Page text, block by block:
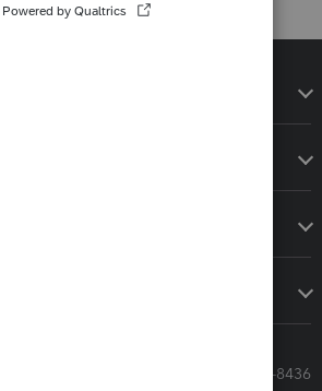
Call Sales: 833-564-8436